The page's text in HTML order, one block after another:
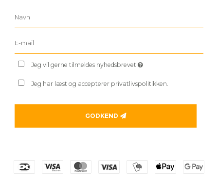
Jeg vil gerne tilmeldes nyhedsbrevet
Jeg har læst og accepterer privatlivspolitikken.
GODKEND